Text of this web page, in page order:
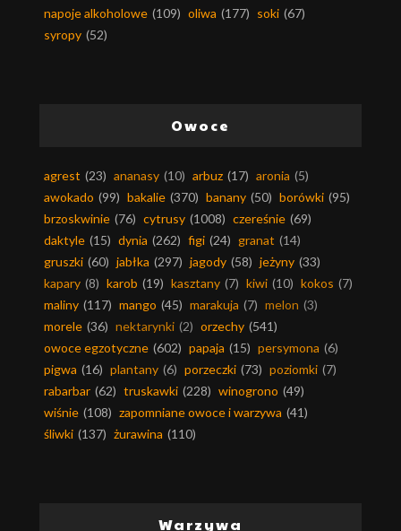
napoje alkoholowe (109) oliwa (177) soki (67)
syropy (52)
Owoce
agrest (23) ananasy (10) arbuz (17) aronia (5)
awokado (99) bakalie (370) banany (50) borówki (95)
brzoskwinie (76) cytrusy (1008) czereśnie (69)
daktyle (15) dynia (262) figi (24) granat (14)
gruszki (60) jabłka (297) jagody (58) jeżyny (33)
kapary (8) karob (19) kasztany (7) kiwi (10) kokos (7)
maliny (117) mango (45) marakuja (7) melon (3)
morele (36) nektarynki (2) orzechy (541)
owoce egzotyczne (602) papaja (15) persymona (6)
pigwa (16) plantany (6) porzeczki (73) poziomki (7)
rabarbar (62) truskawki (228) winogrono (49)
wiśnie (108) zapomniane owoce i warzywa (41)
śliwki (137) żurawina (110)
Warzywa